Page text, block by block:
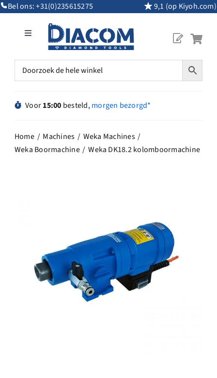
GaBel ons:+31(0)235615275 9,1 (op Kiyoh.com)
Toggle
Navigation
Mijn Account
Overig Gereedschap
Voor15:00 besteld,morgen bezorgd*
Home Machines
Weka Machines
Weka Boormachine
Weka DK18.2 kolomboormachine